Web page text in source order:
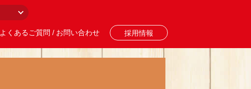
よくあるご質問 / お問い合わせ 採用情報